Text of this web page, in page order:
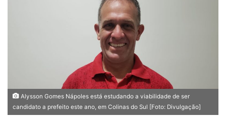
i
l
Alysson Gomes Nápoles está estudando a viabilidade de ser
candidato a prefeito este ano, em Colinas do Sul [Foto: Divulgação]